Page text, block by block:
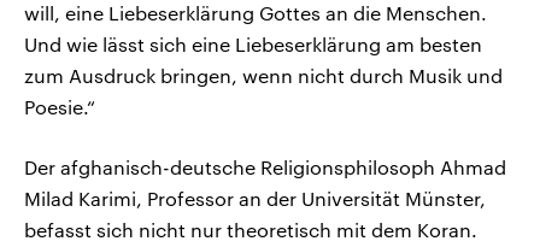
will, eine Liebeserklärung Gottes an die Menschen.
Und wie lässt sich eine Liebeserklärung am besten
zum Ausdruck bringen, wenn nicht durch Musik und
Poesie.“
Der afghanisch-deutsche Religionsphilosoph Ahmad
Milad Karimi, Professor an der Universität Münster,
befasst sich nicht nur theoretisch mit dem Koran.